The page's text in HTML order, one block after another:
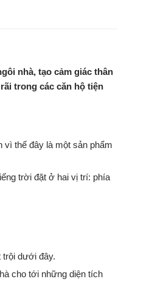
nhà, tạo cảm giác thân
trong các căn hộ tiện
vì thế đây là một sản phẩm
trời đặt ở hai vị trí: phía
dưới đây.
cho tới những diện tích